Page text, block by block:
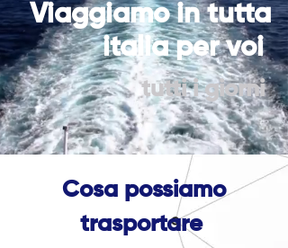
Viaggiamo in tutta
italia per voi
tutti i giorni
Cosa possiamo
trasportare